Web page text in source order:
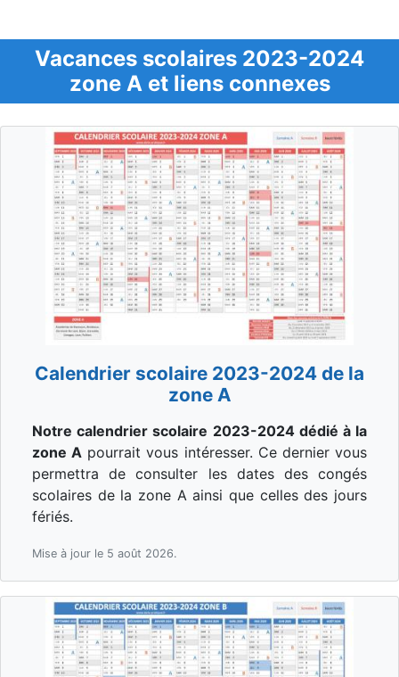
Vacances scolaires 2023-2024
zone A et liens connexes
Calendrier scolaire 2023-2024 de la
zone A
Notre calendrier scolaire 2023-2024 dédié à la
zone A pourrait vous intéresser. Ce dernier vous
permettra de consulter les dates des congés
scolaires de la zone A ainsi que celles des jours
fériés.
Mise à jour le 5 août 2026.